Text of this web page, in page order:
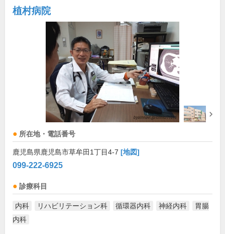
植村病院
所在地・電話番号
鹿児島県鹿児島市草牟田1丁目4-7 [地図]
099-222-6925
診療科目
内科 リハビリテーション科 循環器内科 神経内科
胃腸
内科